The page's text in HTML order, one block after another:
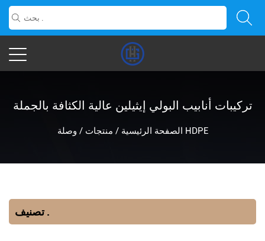
تركيبات أنابيب البولي إيثيلين عالية الكثافة بالجملة
الصفحة الرئيسية / منتجات / وصلة HDPE
تصنيف .